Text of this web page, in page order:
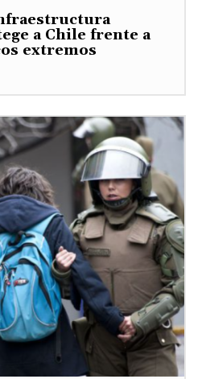
a Chile frente a
extremos